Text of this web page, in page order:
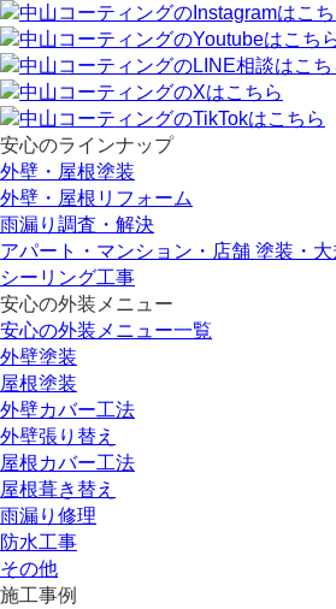
安心のラインナップ
外壁・屋根塗装
外壁・屋根リフォーム
雨漏り調査・解決
アパート・マンション・店舗 塗装・
シーリング工事
安心の外装メニュー
安心の外装メニュー一覧
外壁塗装
屋根塗装
外壁カバー工法
外壁張り替え
屋根カバー工法
屋根葺き替え
雨漏り修理
防水工事
その他
施工事例